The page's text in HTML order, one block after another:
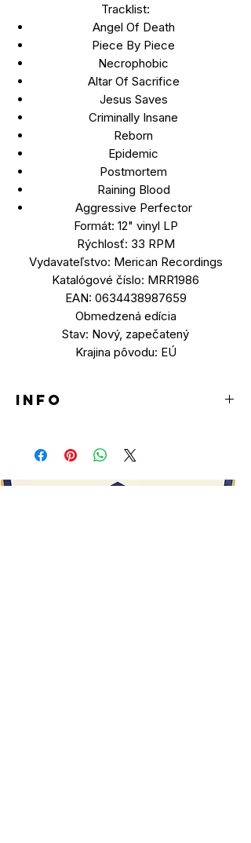
Tracklist:
Angel Of Death
Piece By Piece
Necrophobic
Altar Of Sacrifice
Jesus Saves
Criminally Insane
Reborn
Epidemic
Postmortem
Raining Blood
Aggressive Perfector
Formát: 12" vinyl LP
Rýchlosť: 33 RPM
Vydavateľstvo: Merican Recordings
Katalógové číslo: MRR1986
EAN: 0634438987659
Obmedzená edícia
Stav: Nový, zapečatený
Krajina pôvodu: EÚ
INFO